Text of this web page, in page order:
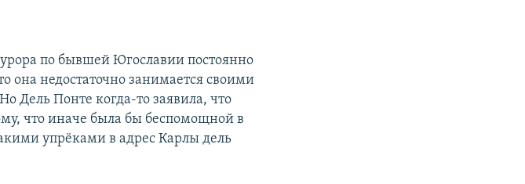
по бывшей Югославии постоянно
она недостаточно занимается своими
Дель Понте когда-то заявила, что
что иначе была бы беспомощной в
упрёками в адрес Карлы дель